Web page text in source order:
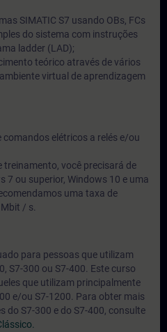
SIMATIC S7 usando OBs, FCs
do sistema com instruções
ladder (LAD);
teórico através de vários
virtual de aprendizagem
elétricos a relés e/ou
treinamento, você precisará de
7 ou superior, Windows 10 e uma
uma taxa de
/ s.
para pessoas que utilizam
S7-300 ou S7-400. Este curso
que utilizam principalmente
e/ou S7-1200. Para obter mais
do S7-300 e do S7-400, consulte